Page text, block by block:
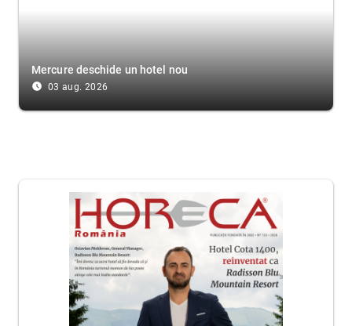
Mercure deschide un hotel nou
access_time_filled 03 aug. 2026